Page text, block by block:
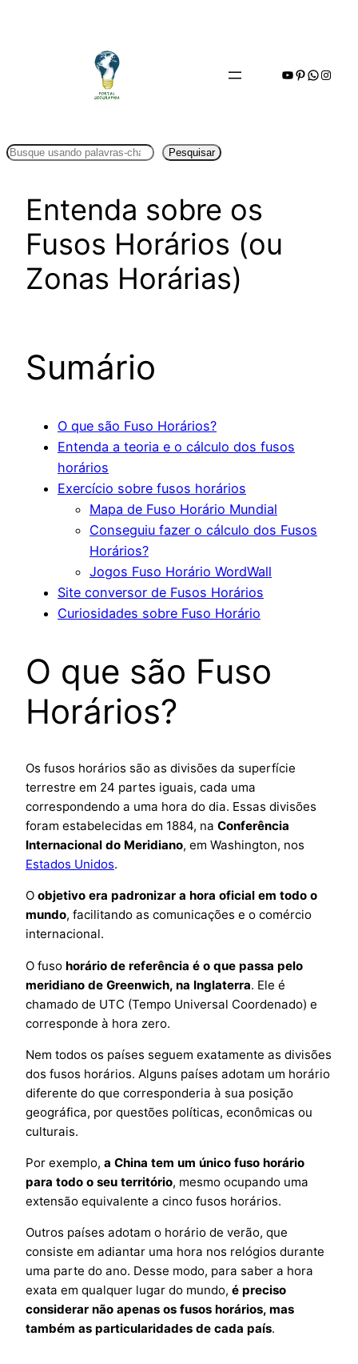
Youtube
Pinterest
Pesquisar Pesquisar
Entenda sobre os
Fusos Horários (ou
Zonas Horárias)
Sumário
O que são Fuso Horários?
Entenda a teoria e o cálculo dos fusos
horários
Exercício sobre fusos horários
Mapa de Fuso Horário Mundial
Conseguiu fazer o cálculo dos Fusos
Horários?
Jogos Fuso Horário WordWall
Site conversor de Fusos Horários
Curiosidades sobre Fuso Horário
O que são Fuso
Horários?
Os fusos horários são as divisões da superfície
terrestre em 24 partes iguais, cada uma
correspondendo a uma hora do dia. Essas divisões
foram estabelecidas em 1884, na Conferência
Internacional do Meridiano, em Washington, nos
Estados Unidos.
O objetivo era padronizar a hora oficial em todo o
mundo, facilitando as comunicações e o comércio
internacional.
O fuso horário de referência é o que passa pelo
meridiano de Greenwich, na Inglaterra. Ele é
chamado de UTC (Tempo Universal Coordenado) e
corresponde à hora zero.
Nem todos os países seguem exatamente as divisões
dos fusos horários. Alguns países adotam um horário
diferente do que corresponderia à sua posição
geográfica, por questões políticas, econômicas ou
culturais.
Por exemplo, a China tem um único fuso horário
para todo o seu território, mesmo ocupando uma
extensão equivalente a cinco fusos horários.
Outros países adotam o horário de verão, que
consiste em adiantar uma hora nos relógios durante
uma parte do ano. Desse modo, para saber a hora
exata em qualquer lugar do mundo, é preciso
considerar não apenas os fusos horários, mas
também as particularidades de cada país.